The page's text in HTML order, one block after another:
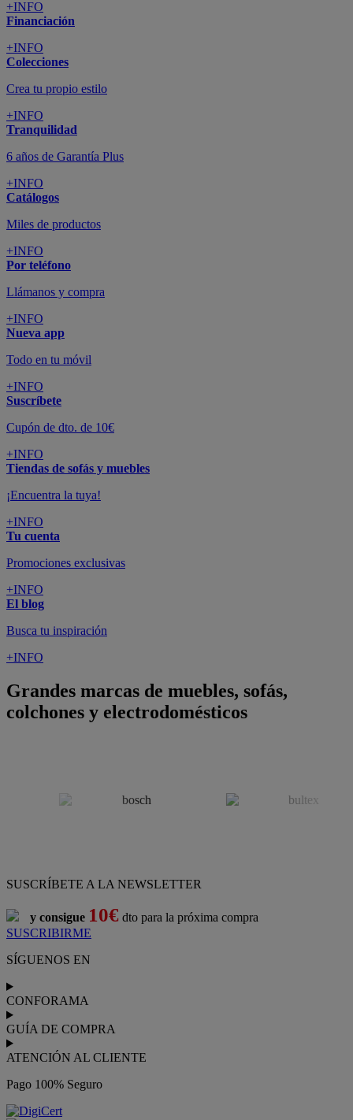
+INFO
Financiación
+INFO
Colecciones
Crea tu propio estilo
+INFO
Tranquilidad
6 años de Garantía Plus
+INFO
Catálogos
Miles de productos
+INFO
Por teléfono
Llámanos y compra
+INFO
Nueva app
Todo en tu móvil
+INFO
Suscríbete
Cupón de dto. de 10€
+INFO
Tiendas de sofás y muebles
¡Encuentra la tuya!
+INFO
Tu cuenta
Promociones exclusivas
+INFO
El blog
Busca tu inspiración
+INFO
Grandes marcas de muebles, sofás,
colchones y electrodomésticos
SUSCRÍBETE A LA NEWSLETTER
y consigue 10€ dto para la próxima compra
SUSCRIBIRME
SÍGUENOS EN
CONFORAMA
GUÍA DE COMPRA
ATENCIÓN AL CLIENTE
Pago 100% Seguro